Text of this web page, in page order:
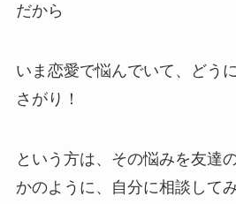
だから
いま恋愛で悩んでいて、どう
さがり！
という方は、その悩みを友達
かのように、自分に相談して